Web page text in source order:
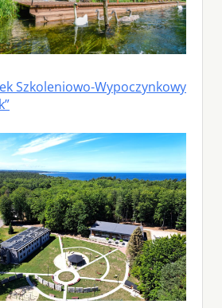
Szkoleniowo-Wypoczynkowy